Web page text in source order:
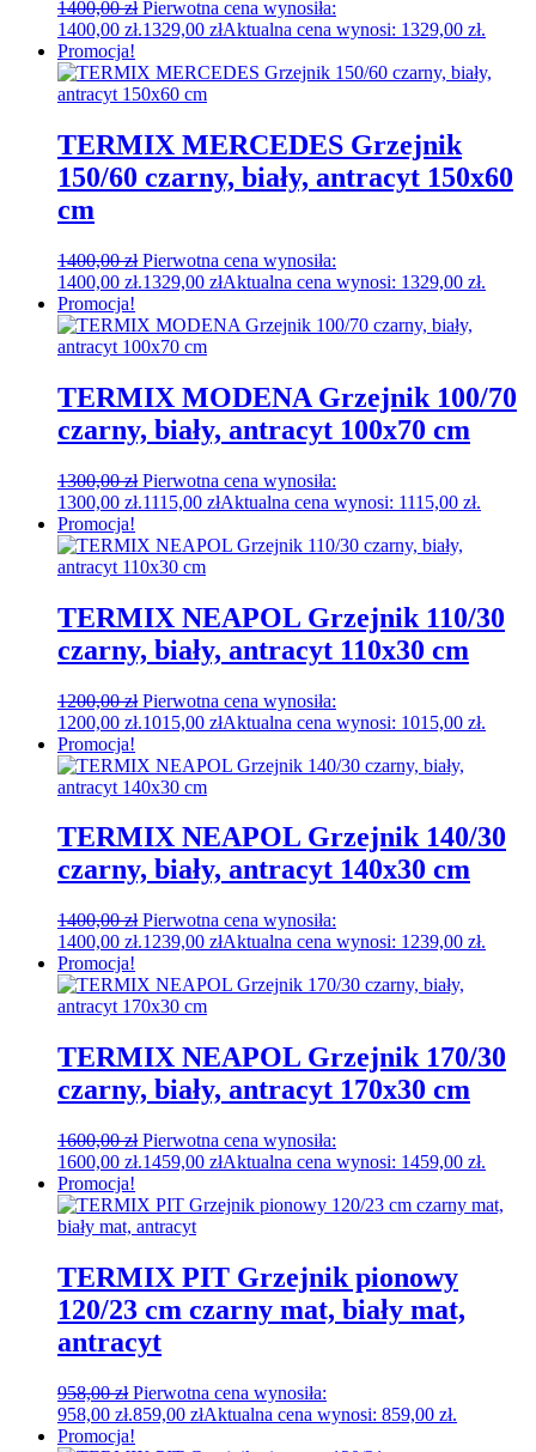
1400,00zł Pierwotna cena wynosiła:
1400,00 zł.1329,00 złAktualna cena wynosi: 1329,00 zł.
Promocja!
TERMIX MERCEDES Grzejnik
150/60 czarny, biały, antracyt 150x60
cm
1400,00zł Pierwotna cena wynosiła:
1400,00 zł.1329,00 złAktualna cena wynosi: 1329,00 zł.
Promocja!
TERMIX MODENA Grzejnik 100/70
czarny, biały, antracyt 100x70 cm
1300,00zł Pierwotna cena wynosiła:
1300,00 zł.1115,00 złAktualna cena wynosi: 1115,00 zł.
Promocja!
TERMIX NEAPOL Grzejnik 110/30
czarny, biały, antracyt 110x30 cm
1200,00zł Pierwotna cena wynosiła:
1200,00 zł.1015,00 złAktualna cena wynosi: 1015,00 zł.
Promocja!
TERMIX NEAPOL Grzejnik 140/30
czarny, biały, antracyt 140x30 cm
1400,00zł Pierwotna cena wynosiła:
1400,00 zł.1239,00 złAktualna cena wynosi: 1239,00 zł.
Promocja!
TERMIX NEAPOL Grzejnik 170/30
czarny, biały, antracyt 170x30 cm
1600,00zł Pierwotna cena wynosiła:
1600,00 zł.1459,00 złAktualna cena wynosi: 1459,00 zł.
Promocja!
TERMIX PIT Grzejnik pionowy
120/23 cm czarny mat, biały mat,
antracyt
958,00zł Pierwotna cena wynosiła:
958,00 zł.859,00 złAktualna cena wynosi: 859,00 zł.
Promocja!